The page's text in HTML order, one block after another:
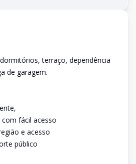
terraço, dependência
de garagem.
fácil acesso
e acesso
público